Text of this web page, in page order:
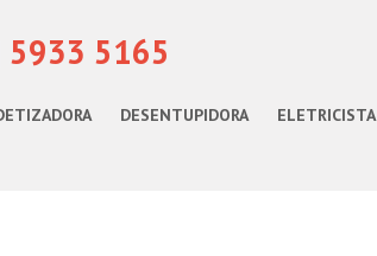
5165
DESENTUPIDORA ELETRICISTA